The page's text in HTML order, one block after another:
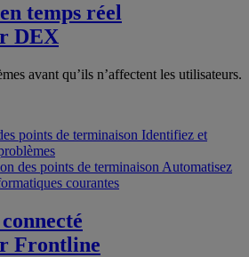
temps réel
DEX
avant qu’ils n’affectent les utilisateurs.
points de terminaison Identifiez et
des points de terminaison Automatisez
courantes
Frontline